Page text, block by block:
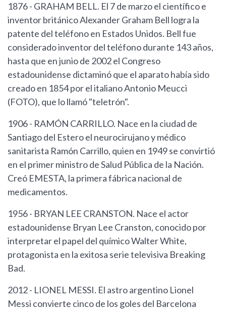
1876 - GRAHAM BELL. El 7 de marzo el científico e
inventor británico Alexander Graham Bell logra la
patente del teléfono en Estados Unidos. Bell fue
considerado inventor del teléfono durante 143 años,
hasta que en junio de 2002 el Congreso
estadounidense dictaminó que el aparato había sido
creado en 1854 por el italiano Antonio Meucci
(FOTO), que lo llamó "teletrón".
1906 - RAMÓN CARRILLO. Nace en la ciudad de
Santiago del Estero el neurocirujano y médico
sanitarista Ramón Carrillo, quien en 1949 se convirtió
en el primer ministro de Salud Pública de la Nación.
Creó EMESTA, la primera fábrica nacional de
medicamentos.
1956 - BRYAN LEE CRANSTON. Nace el actor
estadounidense Bryan Lee Cranston, conocido por
interpretar el papel del químico Walter White,
protagonista en la exitosa serie televisiva Breaking
Bad.
2012 - LIONEL MESSI. El astro argentino Lionel
Messi convierte cinco de los goles del Barcelona